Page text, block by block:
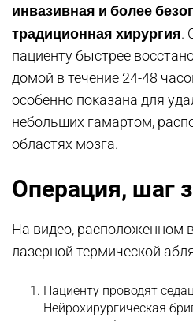
инвазивная и более
традиционная хирургия.
пациенту быстрее
домой в течение 24-48
особенно показана для
небольших гамартом,
областях мозга.
Операция, шаг
На видео, расположенном
лазерной термической
Пациенту проводят
Нейрохирургическая